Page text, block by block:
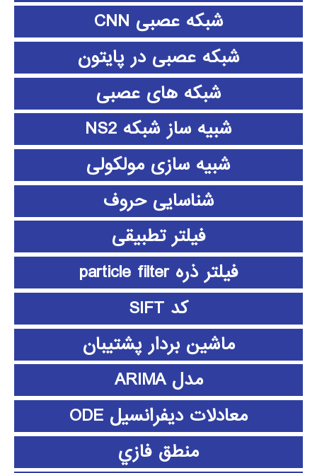
شبکه عصبی CNN
شبکه عصبی در پایتون
شبکه های عصبی
شبیه ساز شبکه NS2
شبیه سازی مولکولی
شناسایی حروف
فیلتر تطبیقی
فیلتر ذره particle filter
کد SIFT
ماشین بردار پشتیبان
مدل ARIMA
معادلات دیفرانسیل ODE
منطق فازي